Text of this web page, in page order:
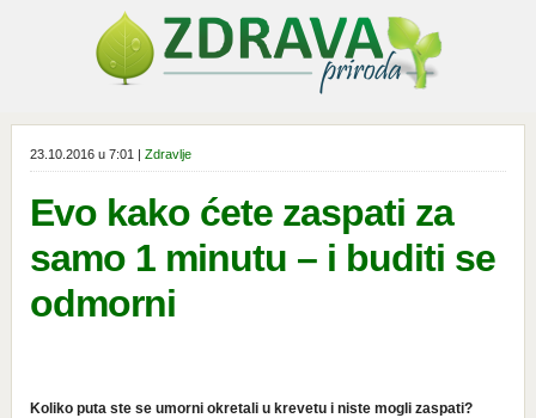
23.10.2016 u 7:01 | Zdravlje
Evo kako ćete zaspati za
samo 1 minutu – i buditi se
odmorni
Koliko puta ste se umorni okretali u krevetu i niste mogli zaspati?